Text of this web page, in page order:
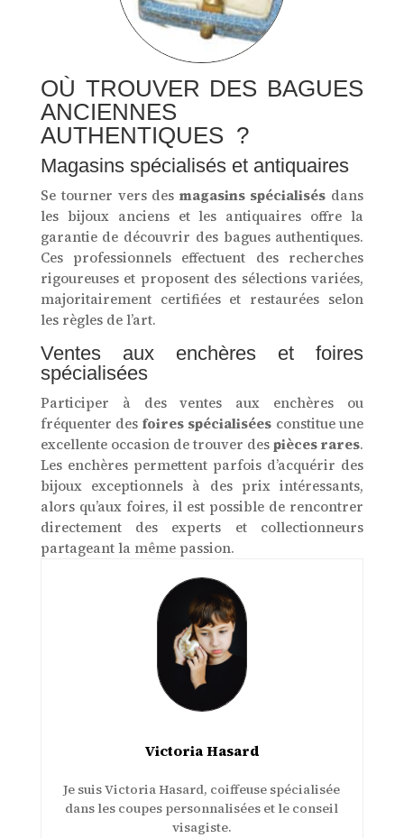
OÙ TROUVER DES BAGUES
ANCIENNES
AUTHENTIQUES ?
Magasins spécialisés et antiquaires
Se tourner vers desmagasins spécialisés dans
les bijoux anciens et les antiquaires offre la
garantie de découvrir des bagues authentiques.
Ces professionnels effectuent des recherches
rigoureuses et proposent des sélections variées,
majoritairement certifiées et restaurées selon
les règles de l’art.
Ventes aux enchères et foires
spécialisées
Participer à des ventes aux enchères ou
fréquenter desfoires spécialiséesconstitue une
excellente occasion de trouver despièces rares.
Les enchères permettent parfois d’acquérir des
bijoux exceptionnels à des prix intéressants,
alors qu’aux foires, il est possible de rencontrer
directement des experts et collectionneurs
partageant la même passion.
Victoria Hasard
Je suis Victoria Hasard, coiffeuse spécialisée
dans les coupes personnalisées et le conseil
visagiste.